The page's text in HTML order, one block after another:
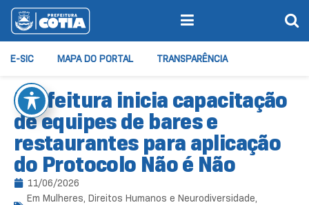
E-SIC MAPA DO PORTAL TRANSPARÊNCIA
Prefeitura inicia capacitação
de equipes de bares e
restaurantes para aplicação
do Protocolo Não é Não
11/06/2026
Em Mulheres, Direitos Humanos e Neurodiversidade,